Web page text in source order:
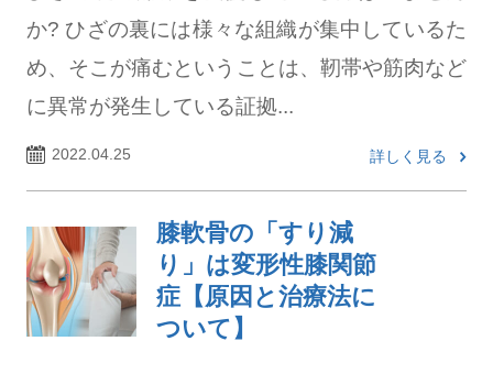
か? ひざの裏には様々な組織が集中しているた
め、そこが痛むということは、靭帯や筋肉など
に異常が発生している証拠...
2022.04.25 詳しく見る
膝軟骨の「すり減
り」は変形性膝関節
症【原因と治療法に
ついて】